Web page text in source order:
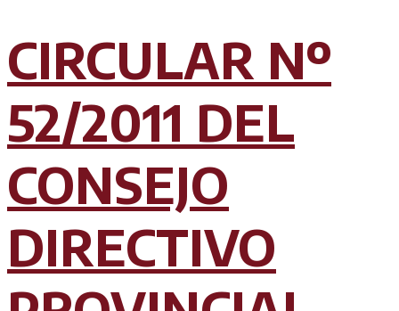
CIRCULAR Nº
52/2011 DEL
CONSEJO
DIRECTIVO